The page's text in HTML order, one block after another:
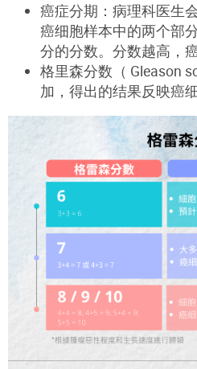
癌症分期：病理科医生
癌细胞样本中的两个部
分的分数。分数越高，
格里森分数（ Gleason
加，得出的结果反映癌